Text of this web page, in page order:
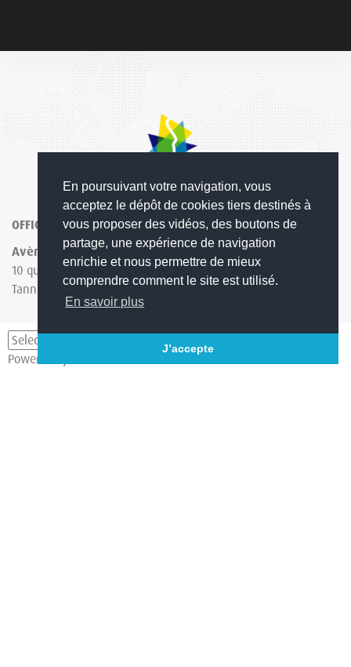
En poursuivant votre navigation, vous
acceptez le dépôt de cookies tiers destinés à
vous proposer des vidéos, des boutons de
partage, une expérience de navigation
enrichie et nous permettre de mieux
comprendre comment le site est utilisé.
En savoir plus
J’accepte
Powered by
OFFICE DE TOURISME COMMUNAUTAIRE GRAND ORB
Avène
10 quai des
Tanneries
Bédarieux
1 rue de la
République
Lamalou-les-
Bains
1 Avenue
Lunas-les-
Le Presbytère
Numéro unique : 04 67 95 70 91
La communauté de communes